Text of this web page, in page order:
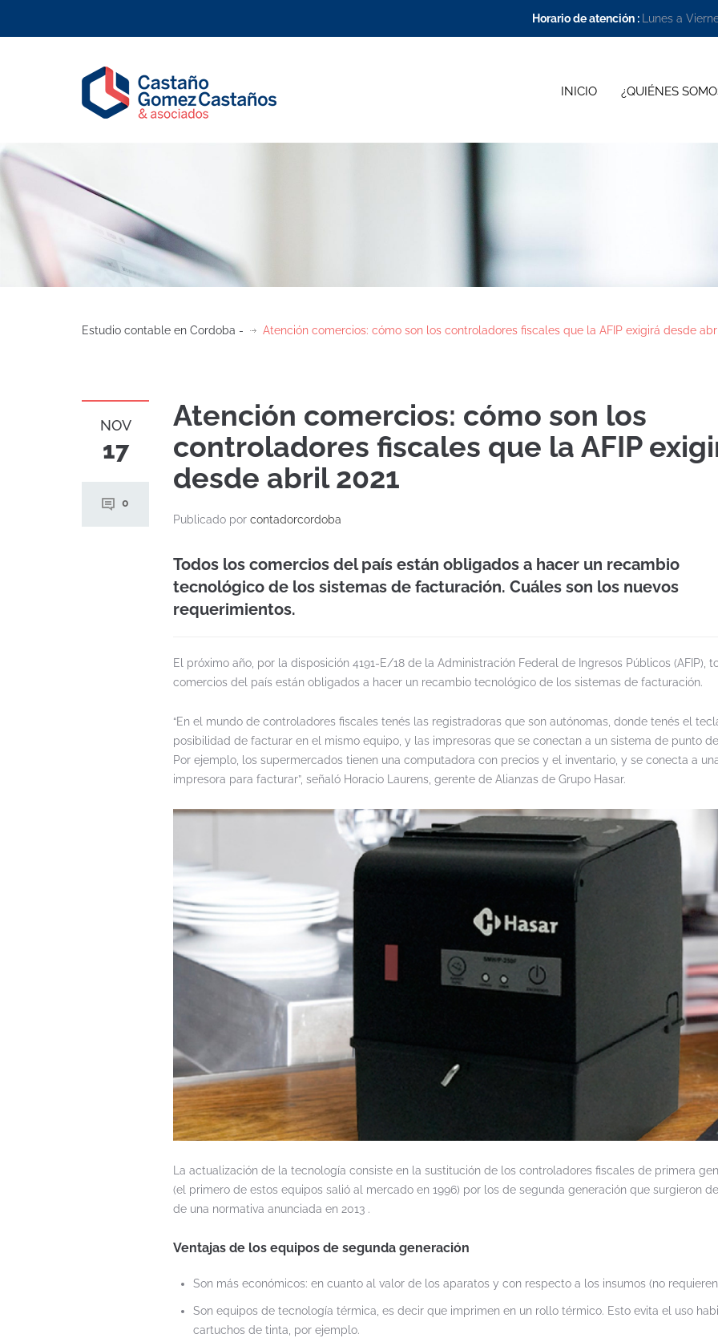
Horario de atención : Lunes a
INICIO ¿QUIÉNES
Estudio contable en Cordoba - Atención comercios: cómo son los controladores fiscales que la AFIP exigirá desde
NOV
17
0
Atención comercios: cómo son los
controladores fiscales que la AFIP
desde abril 2021
Publicado por contadorcordoba
Todos los comercios del país están obligados a hacer un recambio
tecnológico de los sistemas de facturación. Cuáles son los nuevos
requerimientos.
El próximo año, por la disposición 4191-E/18 de la Administración Federal de Ingresos Públicos (AFIP),
comercios del país están obligados a hacer un recambio tecnológico de los sistemas de facturación.
“En el mundo de controladores fiscales tenés las registradoras que son autónomas, donde tenés el
posibilidad de facturar en el mismo equipo, y las impresoras que se conectan a un sistema de punto
Por ejemplo, los supermercados tienen una computadora con precios y el inventario, y se conecta a
impresora para facturar”, señaló Horacio Laurens, gerente de Alianzas de Grupo Hasar.
La actualización de la tecnología consiste en la sustitución de los controladores fiscales de primera
(el primero de estos equipos salió al mercado en 1996) por los de segunda generación que surgieron
de una normativa anunciada en 2013 .
Ventajas de los equipos de segunda generación
Son más económicos: en cuanto al valor de los aparatos y con respecto a los insumos (no
Son equipos de tecnología térmica, es decir que imprimen en un rollo térmico. Esto evita el uso
cartuchos de tinta, por ejemplo.